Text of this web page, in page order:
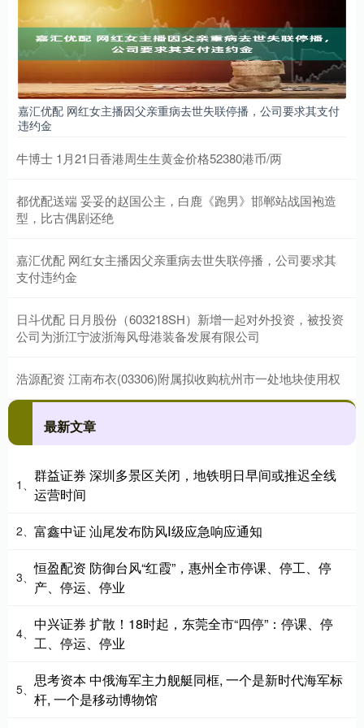
嘉汇优配 网红女主播因父亲重病去世失联停播，公司要求其支付
违约金
牛博士 1月21日香港周生生黄金价格52380港币/两
都优配送端 妥妥的赵国公主，白鹿《跑男》邯郸站战国袍造
型，比古偶剧还绝
嘉汇优配 网红女主播因父亲重病去世失联停播，公司要求其
支付违约金
日斗优配 日月股份（603218SH）新增一起对外投资，被投资
公司为浙江宁波浙海风母港装备发展有限公司
浩源配资 江南布衣(03306)附属拟收购杭州市一处地块使用权
最新文章
1、
群益证券 深圳多景区关闭，地铁明日早间或推迟全线
运营时间
2、 富鑫中证 汕尾发布防风Ⅰ级应急响应通知
3、
恒盈配资 防御台风“红霞”，惠州全市停课、停工、停
产、停运、停业
4、
中兴证券 扩散！18时起，东莞全市“四停”：停课、停
工、停运、停业
5、
思考资本 中俄海军主力舰艇同框, 一个是新时代海军标
杆, 一个是移动博物馆